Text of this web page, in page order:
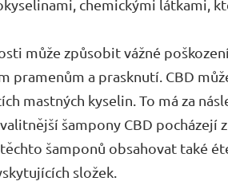
chemickými látkami,
může způsobit vážné
pramenům a prasknutí. CBD
mastných kyselin. To má za
šampony CBD pocházejí
šamponů obsahovat také
složek.